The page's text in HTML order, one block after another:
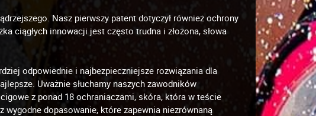
Nasz pierwszy patent dotyczył również ochrony
ciągłych innowacji jest często trudna i złożona, słowa
odpowiednie i najbezpieczniejsze rozwiązania dla
Uważnie słuchamy naszych zawodników
z ponad 18 ochraniaczami, skóra, która w teście
wygodne dopasowanie, które zapewnia niezrównaną